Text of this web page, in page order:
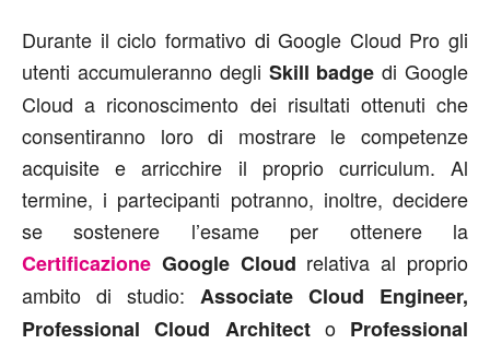
Durante il ciclo formativo di Google Cloud Pro gli
utenti accumuleranno degli Skill badge di Google
Cloud a riconoscimento dei risultati ottenuti che
consentiranno loro di mostrare le competenze
acquisite e arricchire il proprio curriculum. Al
termine, i partecipanti potranno, inoltre, decidere
se sostenere l’esame per ottenere la
Certificazione Google Cloud relativa al proprio
ambito di studio: Associate Cloud Engineer,
Professional Cloud Architecto Professional